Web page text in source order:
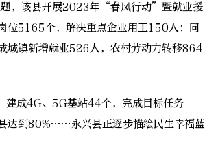
，该县开展2023年“春风行动”暨就业援
位5165个，解决重点企业用工150人；同
镇新增就业526人，农村劳动力转移864
成4G、5G基站44个，完成目标任务
达到80%……永兴县正逐步描绘民生幸福蓝